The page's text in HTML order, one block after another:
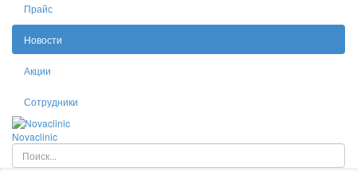
Прайс
Новости
Акции
Сотрудники
Novaclinic
Искать...